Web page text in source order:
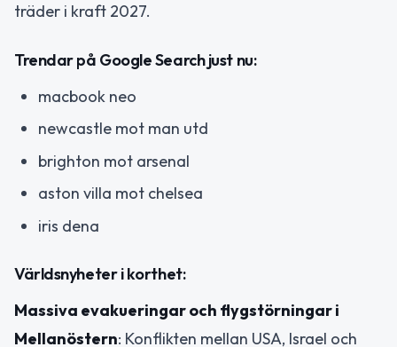
träder i kraft 2027.
Trendar på Google Search just nu:
macbook neo
newcastle mot man utd
brighton mot arsenal
aston villa mot chelsea
iris dena
Världsnyheter i korthet:
Massiva evakueringar och flygstörningar i
Mellanöstern: Konflikten mellan USA, Israel och